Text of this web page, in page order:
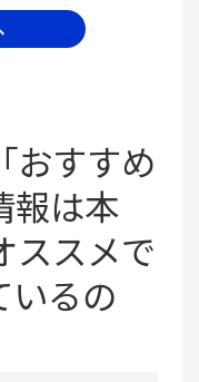
おすすめ
報は本
ススメで
いるの